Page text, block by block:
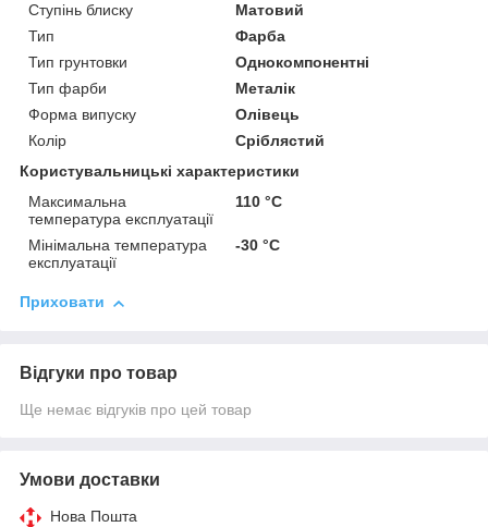
Ступінь блиску
Матовий
Тип
Фарба
Тип грунтовки
Однокомпонентні
Тип фарби
Металік
Форма випуску
Олівець
Колір
Сріблястий
Користувальницькі характеристики
Максимальна
температура експлуатації
110 °С
Мінімальна температура
експлуатації
-30 °С
Приховати
Відгуки про товар
Ще немає відгуків про цей товар
Умови доставки
Нова Пошта